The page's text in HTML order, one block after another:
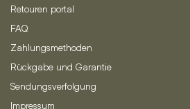
Retouren portal
FAQ
Zahlungsmethoden
Rückgabe und Garantie
Sendungsverfolgung
Impressum